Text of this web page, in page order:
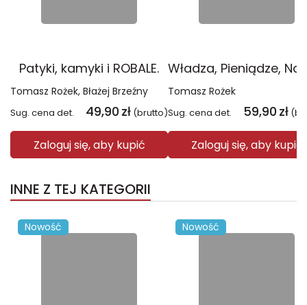
Patyki, kamyki i ROBALE.
Tomasz Rożek Błażej Brzeźny
Sug. cena det. 49,90 zł (brutto)
Zaloguj się, aby kupić
Tomasz Rożek
Sug. cena det. 59,90 zł
Zaloguj się, aby kupić
INNE Z TEJ KATEGORII
Nowość Nowość